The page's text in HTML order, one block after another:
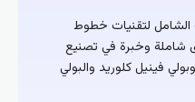
الشامل لتقنيات خطوط
شاملة وخبرة في تصنيع
فينيل كلوريد والبولي